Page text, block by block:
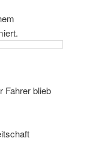
Fahrer blieb